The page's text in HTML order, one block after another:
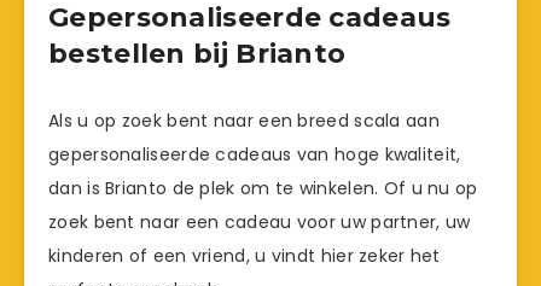
Gepersonaliseerde cadeaus
bestellen bij Brianto
Als u op zoek bent naar een breed scala aan
gepersonaliseerde cadeaus van hoge kwaliteit,
dan is Brianto de plek om te winkelen. Of u nu op
zoek bent naar een cadeau voor uw partner, uw
kinderen of een vriend, u vindt hier zeker het